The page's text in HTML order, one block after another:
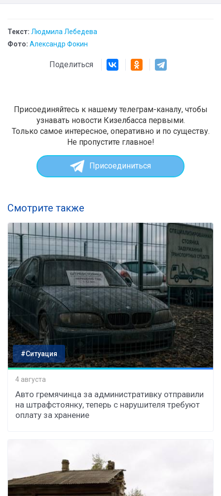
Текст: Людмила Лебедева
Фото: Александр Фокин
Поделиться
Присоединяйтесь к нашему телеграм-каналу, чтобы
узнавать новости Кизелбасса первыми.
Только самое интересное, оперативно и по существу.
Не пропустите главное!
Присоединиться
Смотрите также
#Ситуация
4 августа
Авто гремячинца за административку отправили
на штрафстоянку, теперь с нарушителя требуют
оплату за хранение